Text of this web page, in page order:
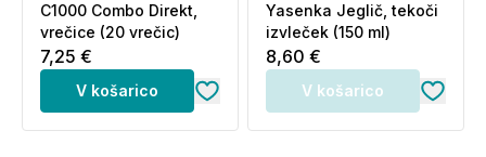
C1000 Combo Direkt,
vrečice (20 vrečic)
7,25 €
V košarico
Yasenka Jeglič, tekoči
izvleček (150 ml)
8,60 €
V košarico